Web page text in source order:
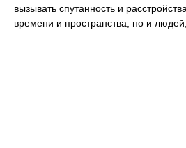
вызывать спутанность и
времени и пространства, но и